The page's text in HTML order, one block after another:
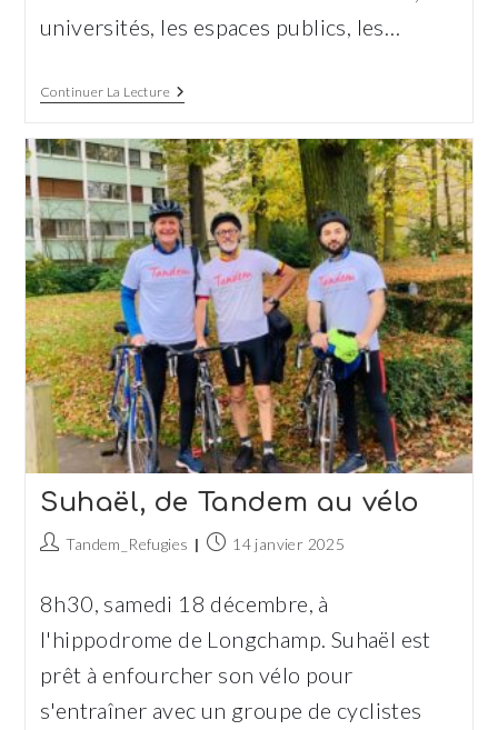
universités, les espaces publics, les…
Continuer La LectureUn
Rayon
Lumière
Dans
Les
Ténèbres
Suhaël, de Tandem au vélo
Auteur/autrice
publication :
Tandem_Refugies
Publication
14 janvier 2025
8h30, samedi 18 décembre, à
l'hippodrome de Longchamp. Suhaël est
prêt à enfourcher son vélo pour
s'entraîner avec un groupe de cyclistes